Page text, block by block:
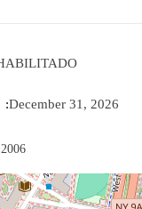
December 31, 2026
2006